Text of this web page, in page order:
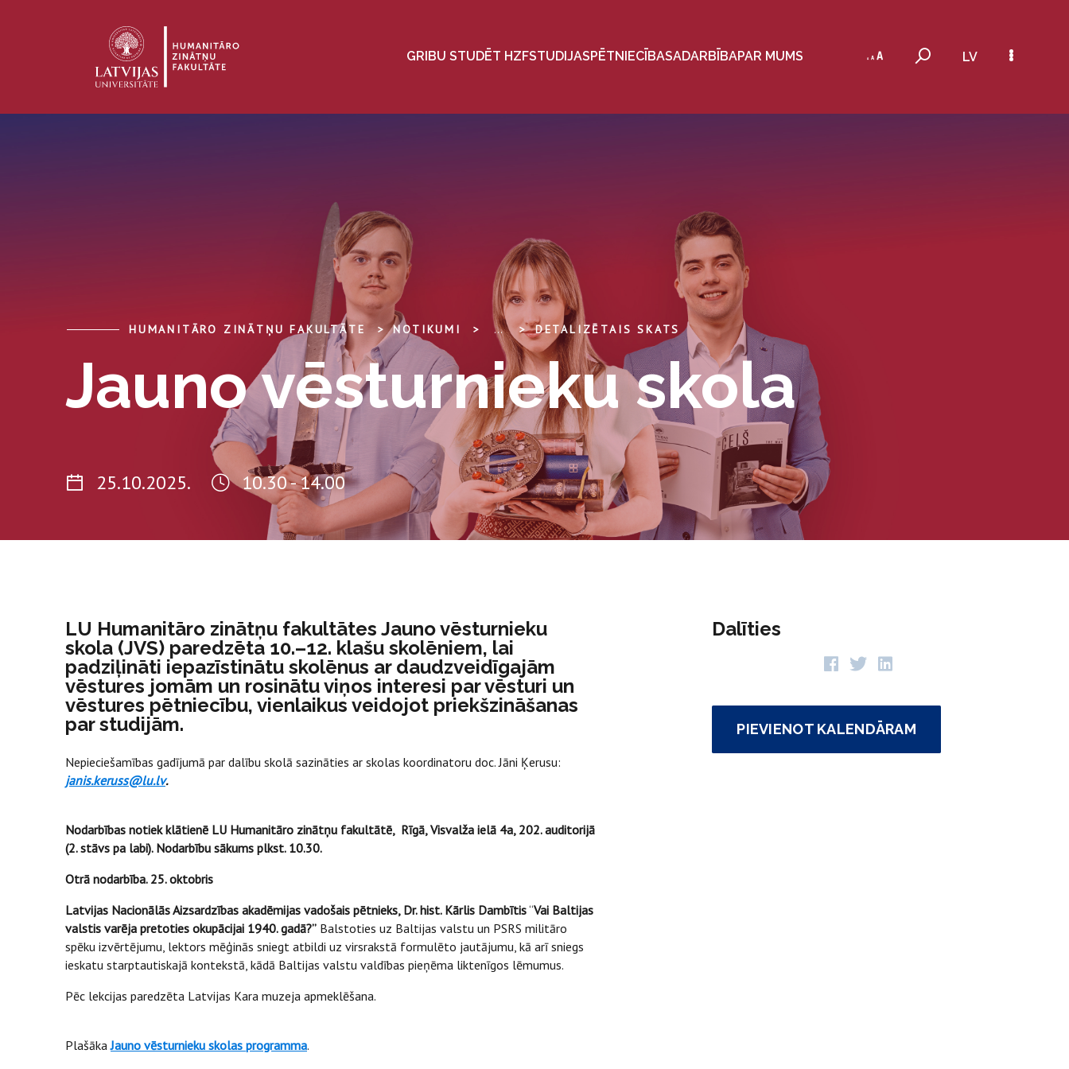
GRIBU STUDĒT HZFSTUDIJASPĒTNIECĪBASADARBĪBAPAR MUMS LV
HUMANITĀRO ZINĀTŅU FAKULTĀTE NOTIKUMI ... DETALIZĒTAIS SKATS
Jauno vēsturnieku skola
25.10.2025. 10.30 - 14.00
LU Humanitāro zinātņu fakultātes Jauno vēsturnieku
skola (JVS) paredzēta 10.–12. klašu skolēniem, lai
padziļināti iepazīstinātu skolēnus ar daudzveidīgajām
vēstures jomām un rosinātu viņos interesi par vēsturi un
vēstures pētniecību, vienlaikus veidojot priekšzināšanas
par studijām.
Nepieciešamības gadījumā par dalību skolā sazināties ar skolas koordinatoru doc. Jāni Ķerusu:
janis.keruss@lu.lv.
Nodarbības notiek klātienē LU Humanitāro zinātņu fakultātē, Rīgā, Visvalža ielā 4a, 202. auditorijā
(2. stāvs pa labi). Nodarbību sākums plkst. 10.30.
Otrā nodarbība. 25. oktobris
Latvijas Nacionālās Aizsardzības akadēmijas vadošais pētnieks, Dr. hist. Kārlis Dambītis“Vai Baltijas
valstis varēja pretoties okupācijai 1940. gadā?” Balstoties uz Baltijas valstu un PSRS militāro
spēku izvērtējumu, lektors mēģinās sniegt atbildi uz virsrakstā formulēto jautājumu, kā arī sniegs
ieskatu starptautiskajā kontekstā, kādā Baltijas valstu valdības pieņēma liktenīgos lēmumus.
Pēc lekcijas paredzēta Latvijas Kara muzeja apmeklēšana.
PlašākaJauno vēsturnieku skolas programma.
Dalīties
PIEVIENOT KALENDĀRAM